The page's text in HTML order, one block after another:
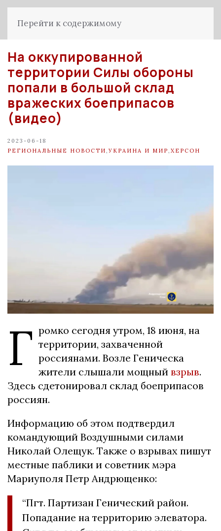
Перейти к содержимому
На оккупированной
территории Силы обороны
попали в большой склад
вражеских боеприпасов
(видео)
2023-06-18
РЕГИОНАЛЬНЫЕ НОВОСТИ УКРАИНА И МИР ХЕРСОН
Г ромко сегодня утром, 18 июня, на
территории, захваченной
россиянами. Возле Геническа
жители слышали мощный взрыв.
Здесь сдетонировал склад боеприпасов
россиян.
Информацию об этом подтвердил
командующий Воздушными силами
Николай Олещук. Также о взрывах пишут
местные паблики и советник мэра
Мариуполя Петр Андрющенко:
“Пгт. Партизан Генический район.
Попадание на территорию элеватора.